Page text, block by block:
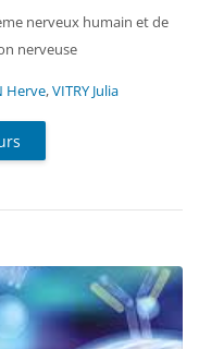
nerveux humain et de
nerveuse
Herve,VITRY Julia